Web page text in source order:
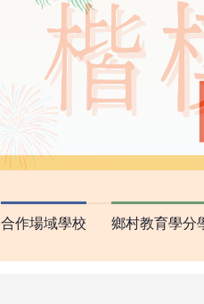
合作場域學校 鄉村教育學分